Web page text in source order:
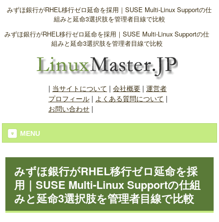
みずほ銀行がRHEL移行ゼロ延命を採用｜SUSE Multi-Linux Supportの仕
組みと延命3選択肢を管理者目線で比較
みずほ銀行がRHEL移行ゼロ延命を採用｜SUSE Multi-Linux Supportの仕
組みと延命3選択肢を管理者目線で比較
| 当サイトについて | 会社概要| 運営者
プロフィール| よくある質問について |
お問い合わせ|
MENU
みずほ銀行がRHEL移行ゼロ延命を採
用｜SUSE Multi-Linux Supportの仕組
みと延命3選択肢を管理者目線で比較